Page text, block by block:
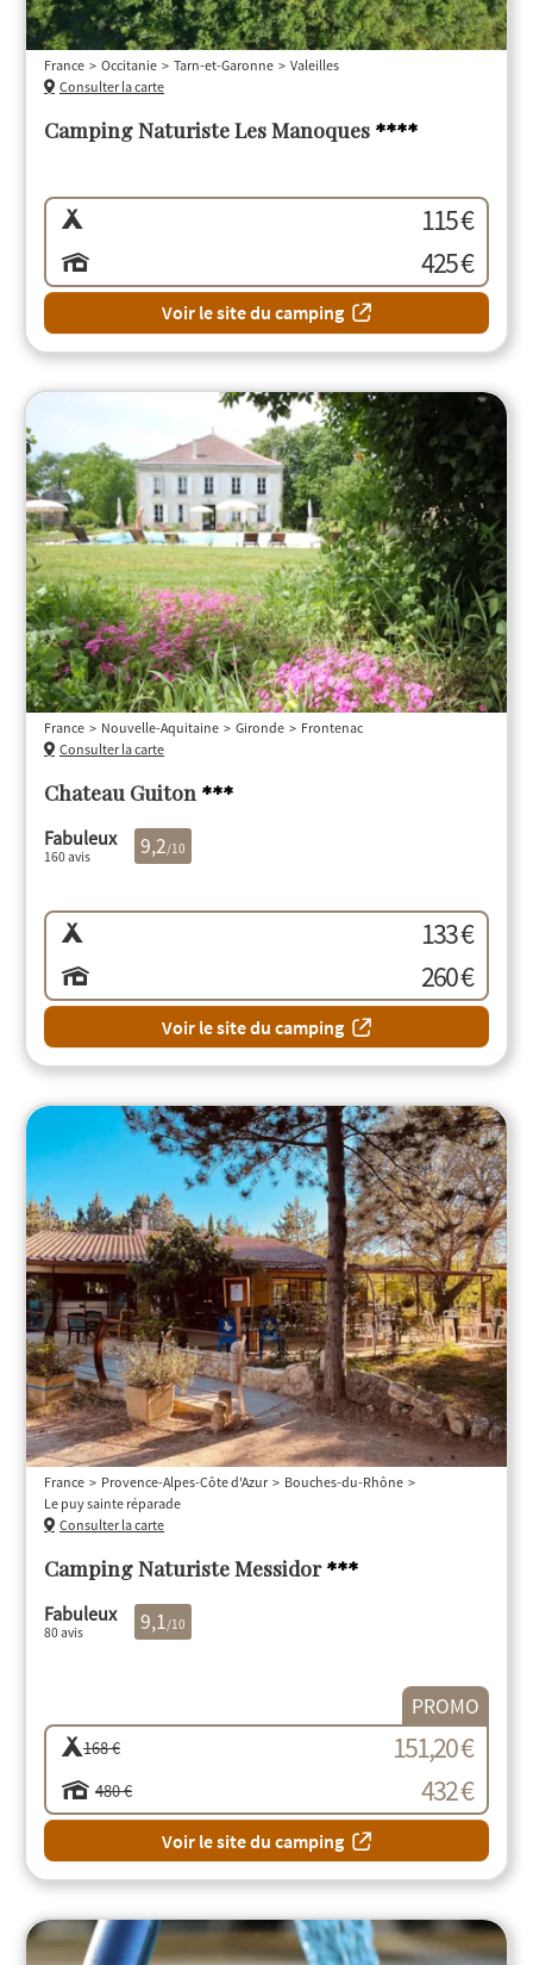
Camping Naturiste Les Manoques ****
France Occitanie Tarn-et-Garonne
Valeilles
Consulter la carte
115 €
425 €
Voir le site du camping
Chateau Guiton ***
France Nouvelle-Aquitaine Gironde
Frontenac
Consulter la carte
Fabuleux
160 avis 9,2/10
133 €
260 €
Voir le site du camping
Camping Naturiste Messidor***
France Provence-Alpes-Côte d'Azur
Bouches-du-Rhône
Le puy sainte réparade
Consulter la carte
Fabuleux
80 avis 9,1/10
PROMO
168 € 151,20 €
480 € 432 €
Voir le site du camping